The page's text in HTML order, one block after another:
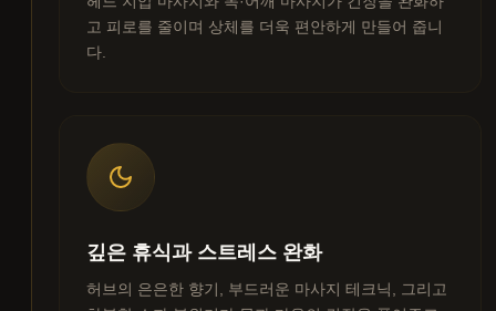
고 피로를 줄이며 상체를 더욱 편안하게 만들어 줍니
다.
깊은 휴식과 스트레스 완화
허브의 은은한 향기, 부드러운 마사지 테크닉, 그리고